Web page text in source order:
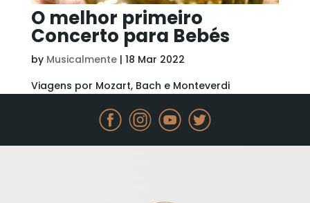
O melhor primeiro
Concerto para Bebés
by Musicalmente| 18 Mar 2022
Viagens por Mozart, Bach e Monteverdi